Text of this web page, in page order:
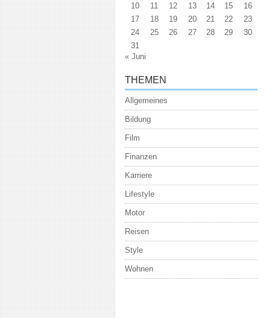
10
11 12 13 14 15
16
17
18 19 20 21 22
23
24
25 26 27 28 29
30
31
« Juni
THEMEN
Allgemeines
Bildung
Film
Finanzen
Karriere
Lifestyle
Motor
Reisen
Style
Wohnen